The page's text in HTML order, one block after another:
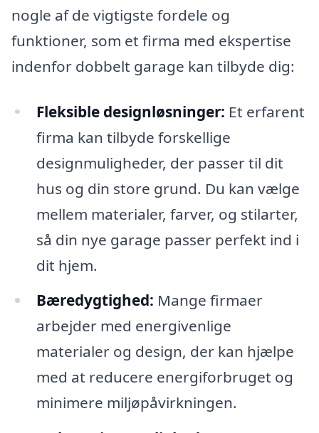
nogle af de vigtigste fordele og
funktioner, som et firma med ekspertise
indenfor dobbelt garage kan tilbyde dig:
Fleksible designløsninger: Et erfarent
firma kan tilbyde forskellige
designmuligheder, der passer til dit
hus og din store grund. Du kan vælge
mellem materialer, farver, og stilarter,
så din nye garage passer perfekt ind i
dit hjem.
Bæredygtighed: Mange firmaer
arbejder med energivenlige
materialer og design, der kan hjælpe
med at reducere energiforbruget og
minimere miljøpåvirkningen.